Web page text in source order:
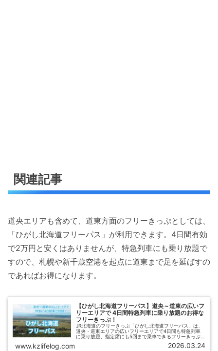
関連記事
道央エリアも含めて、道東方面のフリーきっぷとしては、
「ひがし北海道フリーパス」が利用できます。4日間有効
で2万円と安くはありませんが、特急列車にも乗り放題で
すので、札幌や新千歳空港を起点に道東まで足を延ばすの
であればお得になります。
【ひがし北海道フリーパス】道央～道東の広いフ
リーエリアで 4日間特急列車に乗り放題のお得な
フリーきっぷ！
JR北海道のフリーきっぷ「ひがし北海道フリーパス」は、
道央・道東エリアの広いフリーエリアで4日間も特急列車
に乗り放題、指定席にも5回まで乗車できるフリーきっぷ
です。【ひさの乗り鉄ブログ】では、「ひがし北海道フリ
ーパス」の概要、購入方法、おすすめの利用法や、他のお
www.kzlifelog.com 2026.03.24